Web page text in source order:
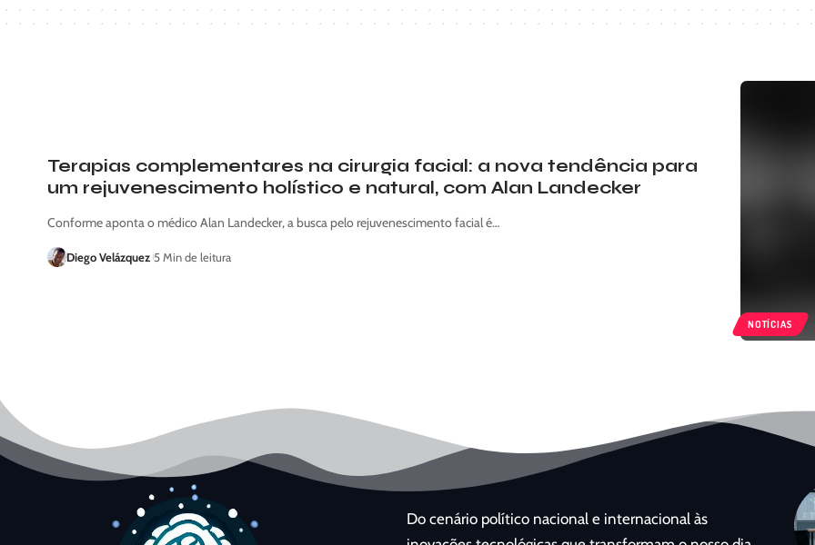
NOTÍCIAS
Terapias complementares na cirurgia facial: a nova tendência para
um rejuvenescimento holístico e natural, com Alan Landecker
Conforme aponta o médico Alan Landecker, a busca pelo rejuvenescimento facial é…
Diego Velázquez 5 Min de leitura
Do cenário político nacional e internacional às